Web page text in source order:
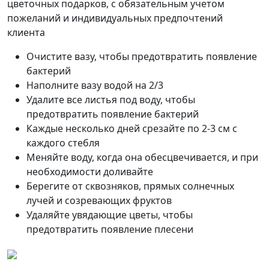
цветочных подарков, с обязательным учетом
пожеланий и индивидуальных предпочтений
клиента
Очистите вазу, чтобы предотвратить появление
бактерий
Наполните вазу водой на 2/3
Удалите все листья под воду, чтобы
предотвратить появление бактерий
Каждые несколько дней срезайте по 2-3 см с
каждого стебля
Меняйте воду, когда она обесцвечивается, и при
необходимости доливайте
Берегите от сквозняков, прямых солнечных
лучей и созревающих фруктов
Удаляйте увядающие цветы, чтобы
предотвратить появление плесени